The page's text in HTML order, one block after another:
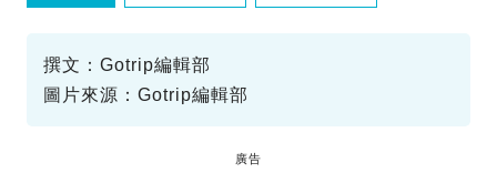
撰文：Gotrip編輯部
圖片來源：Gotrip編輯部
廣告